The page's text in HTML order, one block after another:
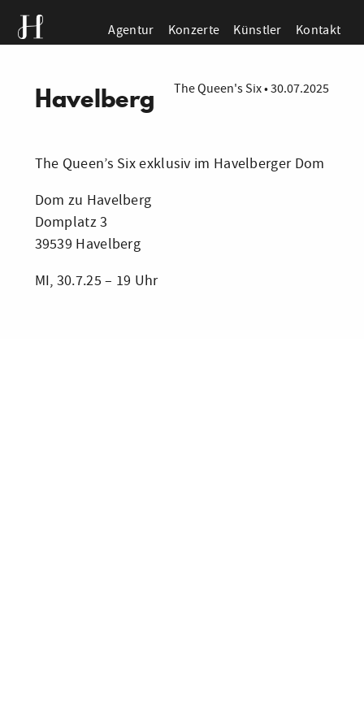
Agentur Konzerte Künstler Kontakt
Havelberg The Queen's Six•30.07.2025
The Queen’s Six exklusiv im Havelberger Dom
Dom zu Havelberg
Domplatz 3
39539 Havelberg
MI, 30.7.25 – 19 Uhr